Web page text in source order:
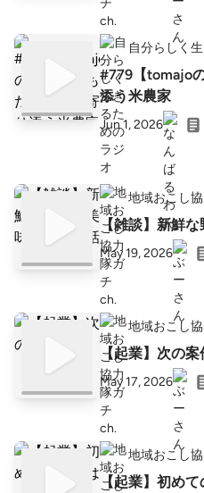
自分らしく
#779【tomajo
添う米農家
Jun 1, 2026
地域おこし
【雑談】新鮮
May 19, 2026
地域おこし
【起業】次の
May 17, 2026
地域おこし
【起業】初め